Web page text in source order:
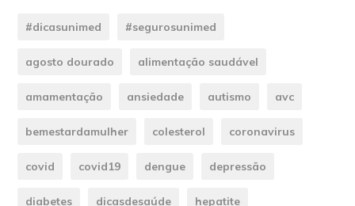
#dicasunimed #segurosunimed
agosto dourado alimentação saudável
amamentação ansiedade autismo avc
bemestardamulher colesterol coronavirus
covid covid19 dengue depressão
diabetes dicasdesaúde hepatite